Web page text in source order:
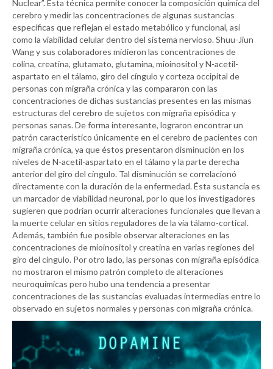
Nuclear”. Esta técnica permite conocer la composición química del
cerebro y medir las concentraciones de algunas sustancias
específicas que reflejan el estado metabólico y funcional, así
como la viabilidad celular dentro del sistema nervioso. Shuu-Jiun
Wang y sus colaboradores midieron las concentraciones de
colina, creatina, glutamato, glutamina, mioinositol y N-acetil-
aspartato en el tálamo, giro del cíngulo y corteza occipital de
personas con migraña crónica y las compararon con las
concentraciones de dichas sustancias presentes en las mismas
estructuras del cerebro de sujetos con migraña episódica y
personas sanas. De forma interesante, lograron encontrar un
patrón característico únicamente en el cerebro de pacientes con
migraña crónica, ya que éstos presentaron disminución en los
niveles de N-acetil-aspartato en el tálamo y la parte derecha
anterior del giro del cíngulo. Tal disminución se correlacionó
directamente con la duración de la enfermedad. Ésta sustancia es
un marcador de viabilidad neuronal, por lo que los investigadores
sugieren que podrían ocurrir alteraciones funcionales que llevan a
la muerte celular en sitios reguladores de la vía tálamo-cortical.
Además, también fue posible observar alteraciones en las
concentraciones de mioinositol y creatina en varias regiones del
giro del cíngulo. Por otro lado, las personas con migraña episódica
no mostraron el mismo patrón completo de alteraciones
neuroquímicas pero hubo una tendencia a presentar
concentraciones de las sustancias evaluadas intermedias entre lo
observado en sujetos normales y personas con migraña crónica.